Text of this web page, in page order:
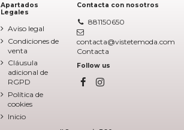
Apartados
Legales
Aviso legal
Condiciones de
venta
Cláusula
adicional de
RGPD
Política de
cookies
Inicio
Contacta con nosotros
881150650
contacta@vistetemoda.com
Contacta
Follow us